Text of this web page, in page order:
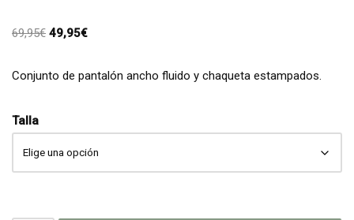
69,95€ 49,95€
Conjunto de pantalón ancho fluido y chaqueta estampados.
Talla